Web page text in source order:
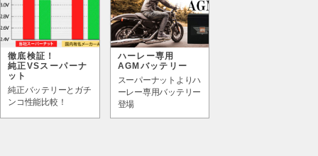
徹底検証！
純正VSスーパーナ
ット
純正バッテリーとガチ
ンコ性能比較！
ハーレー専用
AGMバッテリー
スーパーナットよりハ
ーレー専用バッテリー
登場